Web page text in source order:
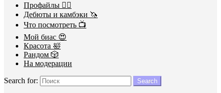
Профайлы 🕵️‍♀️
Дебюты и камбэки 🦄
Что посмотреть 📺
Мой биас 😍
Красота 🛀
Рандом 🎲
На модерации
Search for: Search